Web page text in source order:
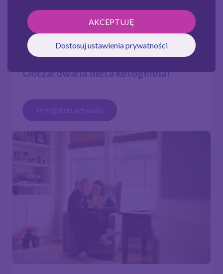
Odczarowana dieta ketogenna!
Przejdź do artykułu
AKCEPTUJĘ
Dostosuj ustawienia prywatności